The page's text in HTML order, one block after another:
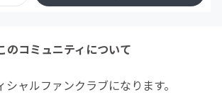
のコミュニティについて
ャルファンクラブになります。